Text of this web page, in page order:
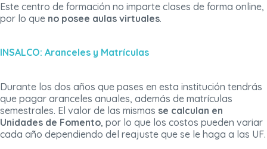
Este centro de formación no imparte clases de forma online,
por lo que no posee aulas virtuales.
INSALCO: Aranceles y Matrículas
Durante los dos años que pases en esta institución tendrás
que pagar aranceles anuales, además de matrículas
semestrales. El valor de las mismas se calculan en
Unidades de Fomento, por lo que los costos pueden variar
cada año dependiendo del reajuste que se le haga a las UF.